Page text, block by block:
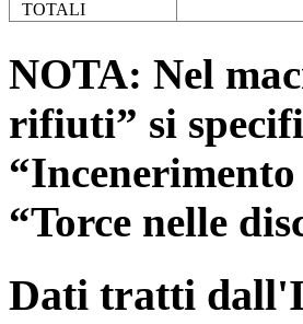
TOTALI
NOTA: Nel
rifiuti” si
“Torce nelle
Dati tratti